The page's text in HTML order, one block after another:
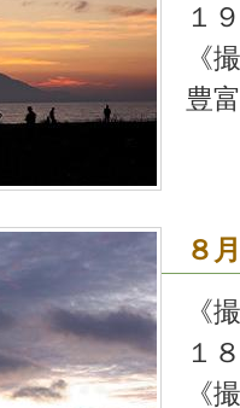
１
《
豊
８
《
１
《